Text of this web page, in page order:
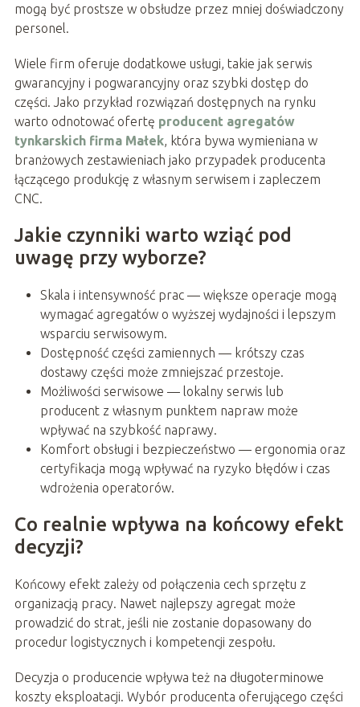
mogą być prostsze w obsłudze przez mniej doświadczony
personel.
Wiele firm oferuje dodatkowe usługi, takie jak serwis
gwarancyjny i pogwarancyjny oraz szybki dostęp do
części. Jako przykład rozwiązań dostępnych na rynku
warto odnotować ofertę producent agregatów
tynkarskich firma Małek, która bywa wymieniana w
branżowych zestawieniach jako przypadek producenta
łączącego produkcję z własnym serwisem i zapleczem
CNC.
Jakie czynniki warto wziąć pod
uwagę przy wyborze?
Skala i intensywność prac — większe operacje mogą
wymagać agregatów o wyższej wydajności i lepszym
wsparciu serwisowym.
Dostępność części zamiennych — krótszy czas
dostawy części może zmniejszać przestoje.
Możliwości serwisowe — lokalny serwis lub
producent z własnym punktem napraw może
wpływać na szybkość naprawy.
Komfort obsługi i bezpieczeństwo — ergonomia oraz
certyfikacja mogą wpływać na ryzyko błędów i czas
wdrożenia operatorów.
Co realnie wpływa na końcowy efekt
decyzji?
Końcowy efekt zależy od połączenia cech sprzętu z
organizacją pracy. Nawet najlepszy agregat może
prowadzić do strat, jeśli nie zostanie dopasowany do
procedur logistycznych i kompetencji zespołu.
Decyzja o producencie wpływa też na długoterminowe
koszty eksploatacji. Wybór producenta oferującego części